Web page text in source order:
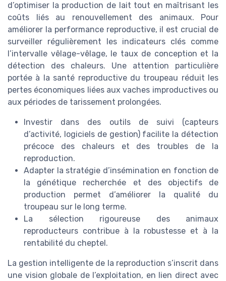
d’optimiser la production de lait tout en maîtrisant les
coûts liés au renouvellement des animaux. Pour
améliorer la performance reproductive, il est crucial de
surveiller régulièrement les indicateurs clés comme
l’intervalle vêlage-vêlage, le taux de conception et la
détection des chaleurs. Une attention particulière
portée à la santé reproductive du troupeau réduit les
pertes économiques liées aux vaches improductives ou
aux périodes de tarissement prolongées.
Investir dans des outils de suivi (capteurs
d’activité, logiciels de gestion) facilite la détection
précoce des chaleurs et des troubles de la
reproduction.
Adapter la stratégie d’insémination en fonction de
la génétique recherchée et des objectifs de
production permet d’améliorer la qualité du
troupeau sur le long terme.
La sélection rigoureuse des animaux
reproducteurs contribue à la robustesse et à la
rentabilité du cheptel.
La gestion intelligente de la reproduction s’inscrit dans
une vision globale de l’exploitation, en lien direct avec